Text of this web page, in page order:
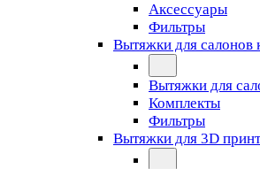
Аксессуары
Фильтры
Вытяжки для салонов
Вытяжки для
Комплекты
Фильтры
Вытяжки для 3D